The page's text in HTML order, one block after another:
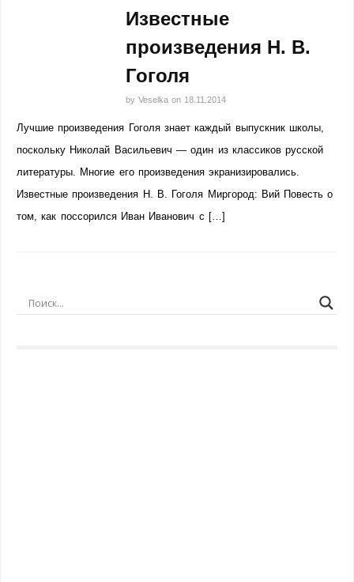
Известные
произведения Н. В.
Гоголя
by Veselka on 18.11.2014
Лучшие произведения Гоголя знает каждый выпускник школы,
поскольку Николай Васильевич — один из классиков русской
литературы. Многие его произведения экранизировались.
Известные произведения Н. В. Гоголя Миргород: Вий Повесть о
том, как поссорился Иван Иванович с […]